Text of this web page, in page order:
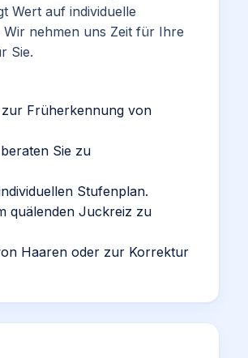
Wert auf individuelle
nehmen uns Zeit für Ihre
Sie.
Früherkennung von
Sie zu
Stufenplan.
quälenden Juckreiz zu
Haaren oder zur Korrektur